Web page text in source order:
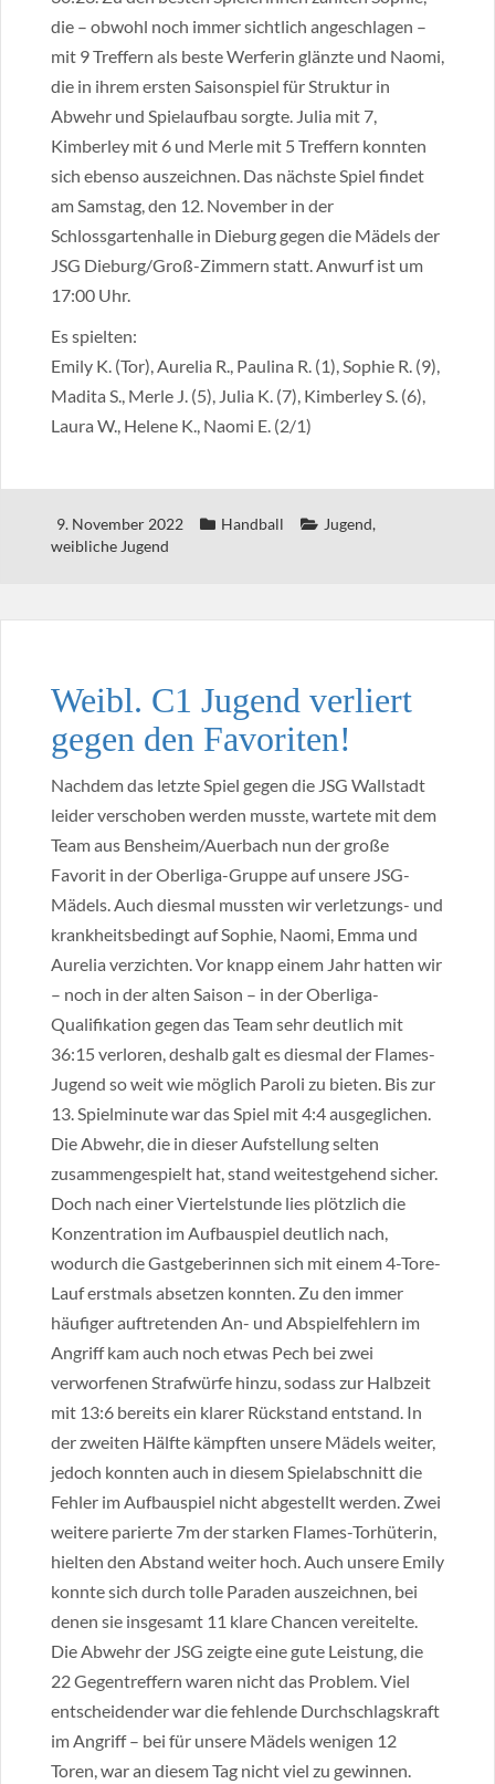
die – obwohl noch immer sichtlich angeschlagen –
mit 9 Treffern als beste Werferin glänzte und Naomi,
die in ihrem ersten Saisonspiel für Struktur in
Abwehr und Spielaufbau sorgte. Julia mit 7,
Kimberley mit 6 und Merle mit 5 Treffern konnten
sich ebenso auszeichnen. Das nächste Spiel findet
am Samstag, den 12. November in der
Schlossgartenhalle in Dieburg gegen die Mädels der
JSG Dieburg/Groß-Zimmern statt. Anwurf ist um
17:00 Uhr.
Es spielten:
Emily K. (Tor), Aurelia R., Paulina R. (1), Sophie R. (9),
Madita S., Merle J. (5), Julia K. (7), Kimberley S. (6),
Laura W., Helene K., Naomi E. (2/1)
9. November 2022 Handball Jugend,
weibliche Jugend
Weibl. C1 Jugend verliert
gegen den Favoriten!
Nachdem das letzte Spiel gegen die JSG Wallstadt
leider verschoben werden musste, wartete mit dem
Team aus Bensheim/Auerbach nun der große
Favorit in der Oberliga-Gruppe auf unsere JSG-
Mädels. Auch diesmal mussten wir verletzungs- und
krankheitsbedingt auf Sophie, Naomi, Emma und
Aurelia verzichten. Vor knapp einem Jahr hatten wir
– noch in der alten Saison – in der Oberliga-
Qualifikation gegen das Team sehr deutlich mit
36:15 verloren, deshalb galt es diesmal der Flames-
Jugend so weit wie möglich Paroli zu bieten. Bis zur
13. Spielminute war das Spiel mit 4:4 ausgeglichen.
Die Abwehr, die in dieser Aufstellung selten
zusammengespielt hat, stand weitestgehend sicher.
Doch nach einer Viertelstunde lies plötzlich die
Konzentration im Aufbauspiel deutlich nach,
wodurch die Gastgeberinnen sich mit einem 4-Tore-
Lauf erstmals absetzen konnten. Zu den immer
häufiger auftretenden An- und Abspielfehlern im
Angriff kam auch noch etwas Pech bei zwei
verworfenen Strafwürfe hinzu, sodass zur Halbzeit
mit 13:6 bereits ein klarer Rückstand entstand. In
der zweiten Hälfte kämpften unsere Mädels weiter,
jedoch konnten auch in diesem Spielabschnitt die
Fehler im Aufbauspiel nicht abgestellt werden. Zwei
weitere parierte 7m der starken Flames-Torhüterin,
hielten den Abstand weiter hoch. Auch unsere Emily
konnte sich durch tolle Paraden auszeichnen, bei
denen sie insgesamt 11 klare Chancen vereitelte.
Die Abwehr der JSG zeigte eine gute Leistung, die
22 Gegentreffern waren nicht das Problem. Viel
entscheidender war die fehlende Durchschlagskraft
im Angriff – bei für unsere Mädels wenigen 12
Toren, war an diesem Tag nicht viel zu gewinnen.